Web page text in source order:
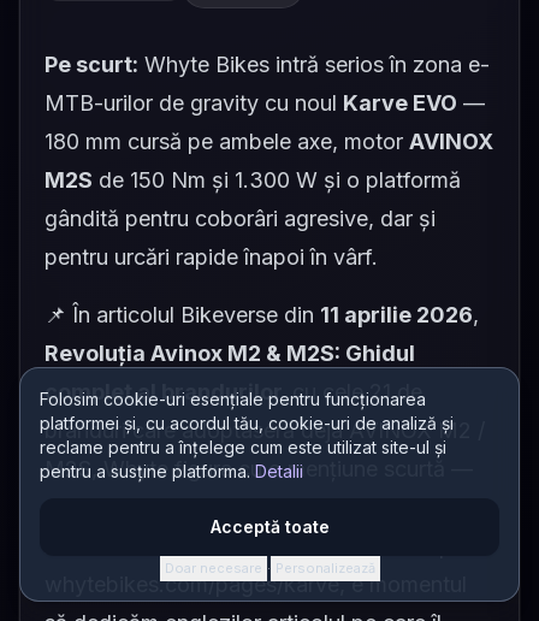
Folosim cookie-uri esențiale pentru funcționarea
platformei și, cu acordul tău, cookie-uri de analiză și
reclame pentru a înțelege cum este utilizat site-ul și
pentru a susține platforma. Detalii
Acceptă toate
Doar necesare · Personalizează
Pe scurt: Whyte Bikes intră serios în zona e-
MTB-urilor de gravity cu noul Karve EVO —
180 mm cursă pe ambele axe, motor AVINOX
M2S de 150 Nm și 1.300 W și o platformă
gândită pentru coborâri agresive, dar și
pentru urcări rapide înapoi în vârf.
📌 În articolul Bikeverse din 11 aprilie 2026,
Revoluția Avinox M2 & M2S: Ghidul
complet al brandurilor,cu cele 21 de
branduri care adoptaseră deja AVINOX M2 /
M2S, Whyte figura cu o mențiune scurtă —
whytebikes.com/pages/karve, e momentul